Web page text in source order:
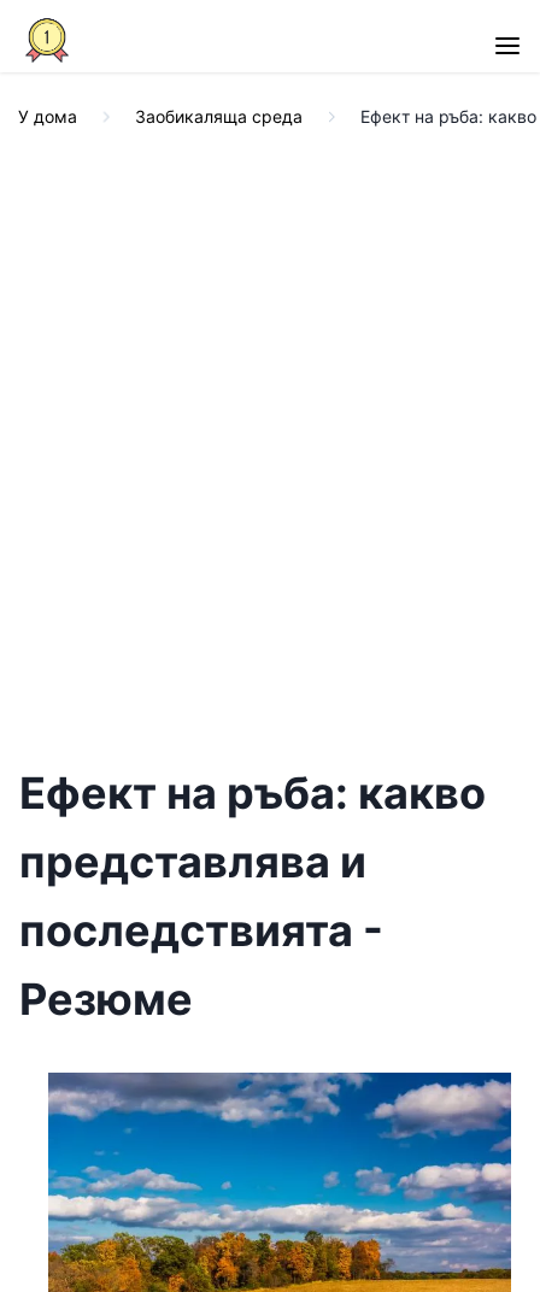
У дома Заобикаляща среда Ефект на ръба:
Ефект на ръба: какво
представлява и
последствията -
Резюме